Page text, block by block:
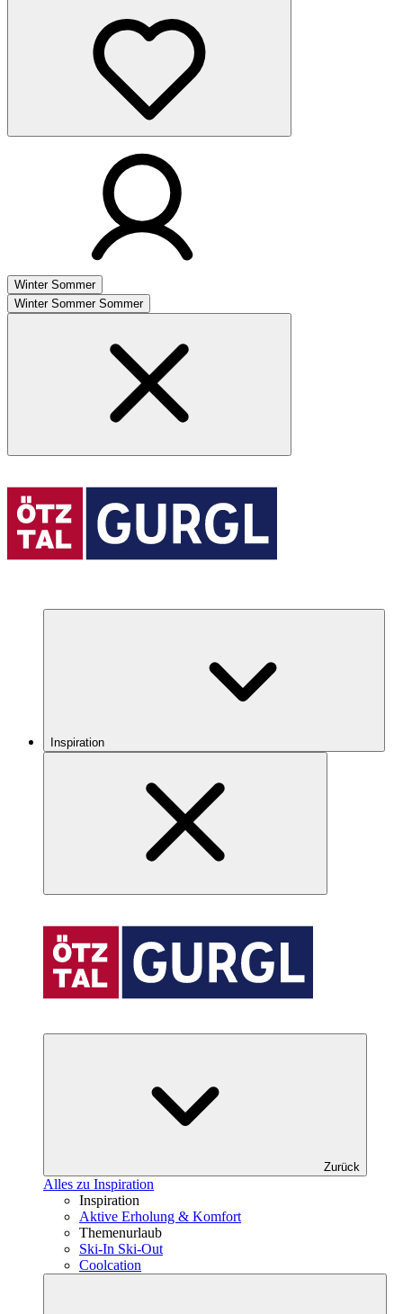
Winter Sommer
Winter Sommer Sommer
Inspiration
Zurück
Alles zu Inspiration
Inspiration
Aktive Erholung & Komfort
Themenurlaub
Ski-In Ski-Out
Coolcation